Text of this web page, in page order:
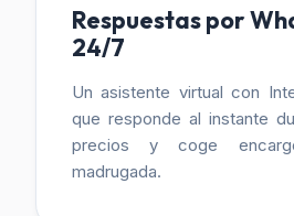
Respuestas por
24/7
Un asistente virtual con
que responde al instante
precios y coge
madrugada.